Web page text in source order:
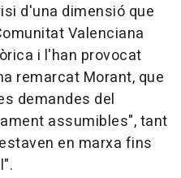
d'una dimensió que
Valenciana
i l'han provocat
remarcat Morant, que
demandes del
assumibles", tant
en marxa fins